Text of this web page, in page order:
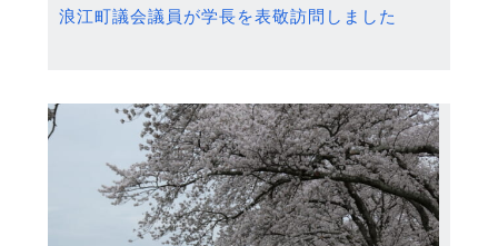
浪江町議会議員が学長を表敬訪問しました